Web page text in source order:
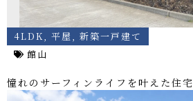
4LDK, 平屋 , 新築一戸建て
館山
憧れのサーフィンライフを叶えた住宅